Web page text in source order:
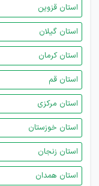
استان قزوین
استان گیلان
استان کرمان
استان قم
استان مرکزی
استان خوزستان
استان زنجان
استان همدان